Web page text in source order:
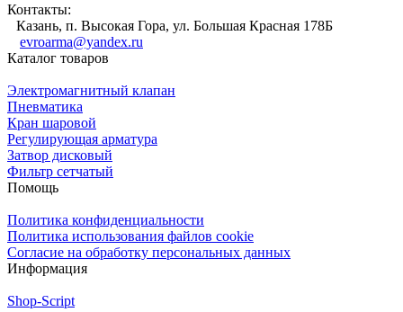
Контакты:
Казань, п. Высокая Гора, ул. Большая Красная 178Б
evroarma@yandex.ru
Каталог товаров
Электромагнитный клапан
Пневматика
Кран шаровой
Регулирующая арматура
Затвор дисковый
Фильтр сетчатый
Помощь
Политика конфиденциальности
Политика использования файлов cookie
Согласие на обработку персональных данных
Информация
Shop-Script